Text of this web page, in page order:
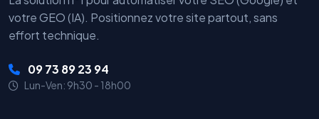
votre GEO (IA). Positionnez votre site partout, sans
effort technique.
09 73 89 23 94
Lun-Ven: 9h30 - 18h00